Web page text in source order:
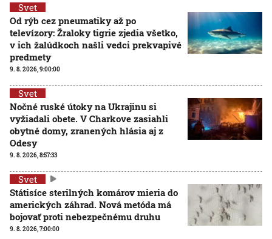
Svet
Od rýb cez pneumatiky až po
televízory: Žraloky tigrie zjedia všetko,
v ich žalúdkoch našli vedci prekvapivé
predmety
9. 8. 2026, 9:00:00
Svet
Nočné ruské útoky na Ukrajinu si
vyžiadali obete. V Charkove zasiahli
obytné domy, zranených hlásia aj z
Odesy
9. 8. 2026, 8:57:33
Svet
Státisíce sterilných komárov mieria do
amerických záhrad. Nová metóda má
bojovať proti nebezpečnému druhu
9. 8. 2026, 7:00:00